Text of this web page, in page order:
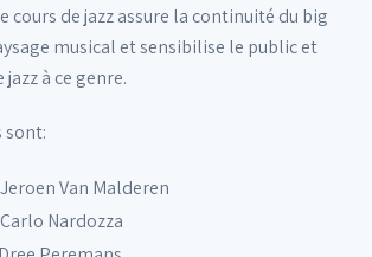
cours de jazz assure la continuité du big
musical et sensibilise le public et
à ce genre.
sont:
Van Malderen
Nardozza